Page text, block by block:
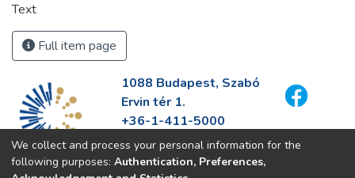
Text
Full item page
1088 Budapest, Szabó
Ervin tér 1.
+36-1-411-5000
info@fszek.hu
https://fszek.hu
We collect and process your personal information for the
following purposes: Authentication, Preferences,